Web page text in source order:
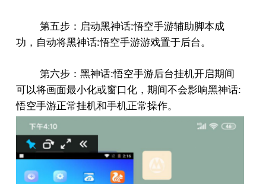
第五步：启动黑神话:悟空手游辅助脚本成
功，自动将黑神话:悟空手游游戏置于后台。
第六步：黑神话:悟空手游后台挂机开启期间
可以将画面最小化或窗口化，期间不会影响黑神话:
悟空手游正常挂机和手机正常操作。